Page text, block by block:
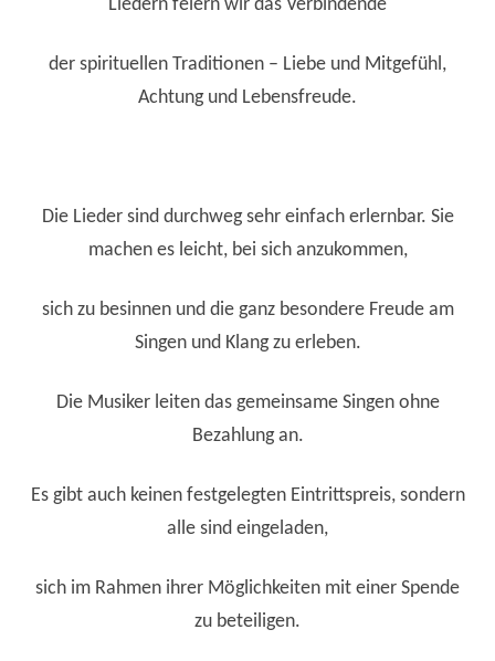
Liedern feiern wir das Verbindende
der spirituellen Traditionen – Liebe und Mitgefühl,
Achtung und Lebensfreude.
Die Lieder sind durchweg sehr einfach erlernbar. Sie
machen es leicht, bei sich anzukommen,
sich zu besinnen und die ganz besondere Freude am
Singen und Klang zu erleben.
Die Musiker leiten das gemeinsame Singen ohne
Bezahlung an.
Es gibt auch keinen festgelegten Eintrittspreis, sondern
alle sind eingeladen,
sich im Rahmen ihrer Möglichkeiten mit einer Spende
zu beteiligen.